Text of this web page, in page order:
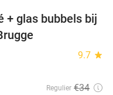
+ glas bubbels bij
9.7 star
Regulier €34